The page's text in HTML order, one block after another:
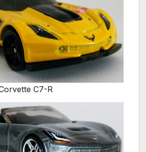
C7-R